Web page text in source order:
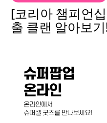
[코리아 챔피언
출 클랜 알아보